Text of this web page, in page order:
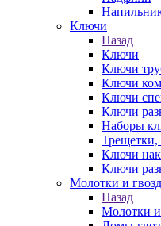
Ключи
Назад
Ключи
Ключи
Ключи
Ключи
Ключи
Наборы
Трещетки,
Ключи
Ключи
Молотки и
Назад
Молотки и